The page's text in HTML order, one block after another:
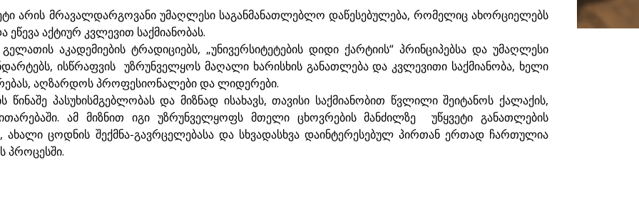
არის მრავალდარგოვანი უმაღლესი საგანმანათლებლო დაწესებულება, რომელიც ახორციელებს
აქტიურ კვლევით საქმიანობას.
აკადემიების ტრადიციებს, „უნივერსიტეტების დიდი ქარტიის“ პრინციპებსა და უმაღლესი
ისწრაფვის უზრუნველყოს მაღალი ხარისხის განათლება და კვლევითი საქმიანობა, ხელი
აღზარდოს პროფესიონალები და ლიდერები.
წინაშე პასუხისმგებლობას და მიზნად ისახავს, თავისი საქმიანობით წვლილი შეიტანოს ქალაქის,
ამ მიზნით იგი უზრუნველყოფს მთელი ცხოვრების მანძილზე უწყვეტი განათლების
ახალი ცოდნის შექმნა-გავრცელებასა და სხვადასხვა დაინტერესებულ პირთან ერთად ჩართულია
პროცესში.